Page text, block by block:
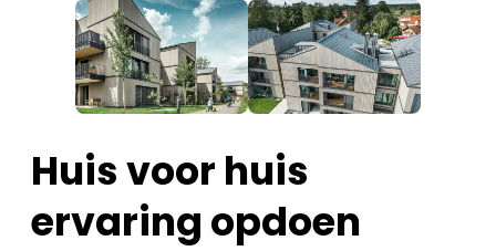
Huis voor huis
ervaring opdoen